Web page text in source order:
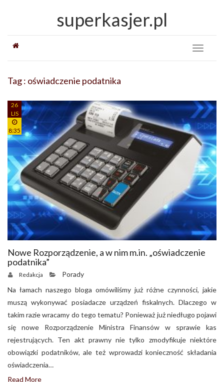
superkasjer.pl
Toggle
Tag : oświadczenie podatnika
26
LIS
8:35
Nowe Rozporządzenie, a w nim m.in. „oświadczenie
podatnika”
Redakcja
Porady
Na łamach naszego bloga omówiliśmy już różne czynności, jakie
muszą wykonywać posiadacze urządzeń fiskalnych. Dlaczego w
takim razie wracamy do tego tematu? Ponieważ już niedługo pojawi
się nowe Rozporządzenie Ministra Finansów w sprawie kas
rejestrujących. Ten akt prawny nie tylko zmodyfikuje niektóre
obowiązki podatników, ale też wprowadzi konieczność składania
oświadczenia…
Read More